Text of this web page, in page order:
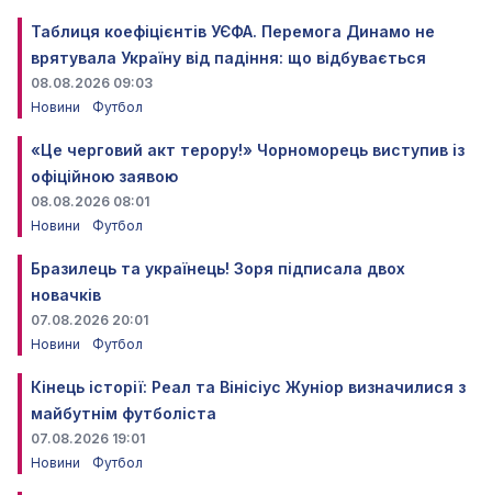
Таблиця коефіцієнтів УЄФА. Перемога Динамо не
врятувала Україну від падіння: що відбувається
08.08.2026 09:03
Новини
Футбол
«Це черговий акт терору!» Чорноморець виступив із
офіційною заявою
08.08.2026 08:01
Новини
Футбол
Бразилець та українець! Зоря підписала двох
новачків
07.08.2026 20:01
Новини
Футбол
Кінець історії: Реал та Вінісіус Жуніор визначилися з
майбутнім футболіста
07.08.2026 19:01
Новини
Футбол